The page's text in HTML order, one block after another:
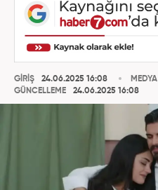
GİRİŞ
24.06.2025 16:08
GÜNCELLEME
24.06.2025 16:08
MEDYA